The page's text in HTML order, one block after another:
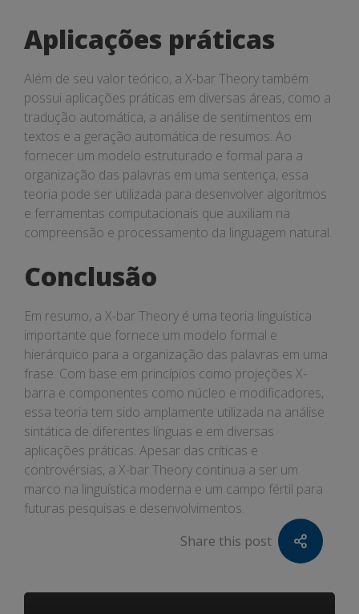
Aplicações práticas
Além de seu valor teórico, a X-bar Theory também
possui aplicações práticas em diversas áreas, como a
tradução automática, a análise de sentimentos em
textos e a geração automática de resumos. Ao
fornecer um modelo estruturado e formal para a
organização das palavras em uma sentença, essa
teoria pode ser utilizada para desenvolver algoritmos
e ferramentas computacionais que auxiliam na
compreensão e processamento da linguagem natural.
Conclusão
Em resumo, a X-bar Theory é uma teoria linguística
importante que fornece um modelo formal e
hierárquico para a organização das palavras em uma
frase. Com base em princípios como projeções X-
barra e componentes como núcleo e modificadores,
essa teoria tem sido amplamente utilizada na análise
sintática de diferentes línguas e em diversas
aplicações práticas. Apesar das críticas e
controvérsias, a X-bar Theory continua a ser um
marco na linguística moderna e um campo fértil para
futuras pesquisas e desenvolvimentos.
Share this post